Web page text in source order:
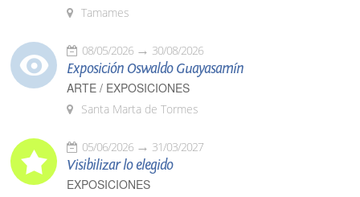
Tamames
08/05/2026 30/08/2026
Exposición Oswaldo Guayasamín
ARTE / EXPOSICIONES
Santa Marta de Tormes
05/06/2026 31/03/2027
Visibilizar lo elegido
EXPOSICIONES